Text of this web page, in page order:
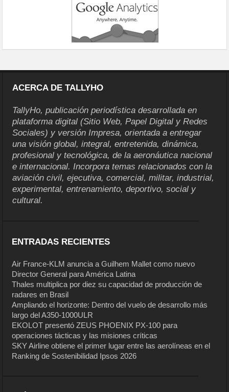
ACERCA DE TALLYHO
TallyHo, publicación periodística desarrollada en
plataforma digital (Sitio Web, Papel Digital y Redes
Sociales) y versión Impresa, orientada a entregar
una visión global, integral, entretenida, dinámica,
profesional y tecnológica, de la aeronáutica nacional
e internacional. Incorpora temas relacionados con la
aviación civil, ejecutiva, comercial, militar, industrial,
experimental, entrenamiento, deportivo, social y
cultural.
ENTRADAS RECIENTES
Air France-KLM anuncia a Guilhem Mallet como nuevo
Director General para América Latina
Thales multiplica por diez su capacidad de producción de
radares en Brasil
Ampliando el horizonte: Dentro del vuelo de desarrollo más
largo del A350-1000ULR
EKOLOT presentó ZEUS PHOENIX PX-100 para
operaciones tácticas y las misiones críticas
SKY Airline obtiene el primer lugar entre las aerolíneas en el
Ranking de Sostenibilidad Ipsos 2026